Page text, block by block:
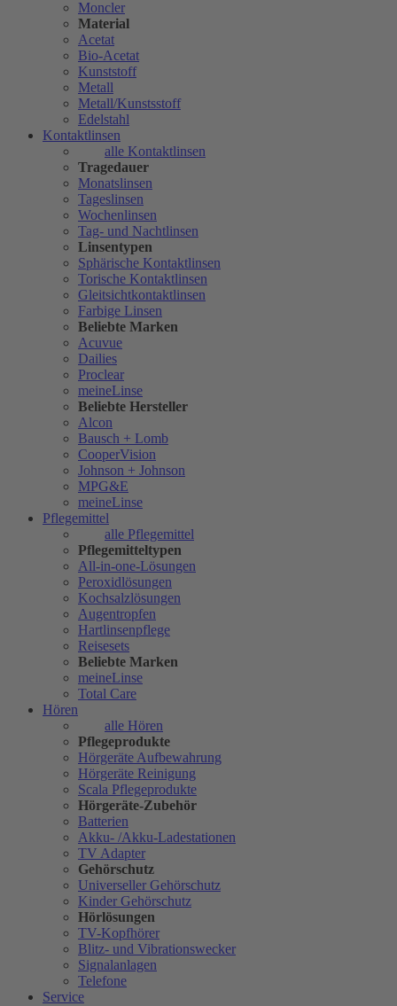
Moncler
Material
Acetat
Bio-Acetat
Kunststoff
Metall
Metall/Kunstsstoff
Edelstahl
Kontaktlinsen
alle Kontaktlinsen
Tragedauer
Monatslinsen
Tageslinsen
Wochenlinsen
Tag- und Nachtlinsen
Linsentypen
Sphärische Kontaktlinsen
Torische Kontaktlinsen
Gleitsichtkontaktlinsen
Farbige Linsen
Beliebte Marken
Acuvue
Dailies
Proclear
meineLinse
Beliebte Hersteller
Alcon
Bausch + Lomb
CooperVision
Johnson + Johnson
MPG&E
meineLinse
Pflegemittel
alle Pflegemittel
Pflegemitteltypen
All-in-one-Lösungen
Peroxidlösungen
Kochsalzlösungen
Augentropfen
Hartlinsenpflege
Reisesets
Beliebte Marken
meineLinse
Total Care
Hören
alle Hören
Pflegeprodukte
Hörgeräte Aufbewahrung
Hörgeräte Reinigung
Scala Pflegeprodukte
Hörgeräte-Zubehör
Batterien
Akku- /Akku-Ladestationen
TV Adapter
Gehörschutz
Universeller Gehörschutz
Kinder Gehörschutz
Hörlösungen
TV-Kopfhörer
Blitz- und Vibrationswecker
Signalanlagen
Telefone
Service